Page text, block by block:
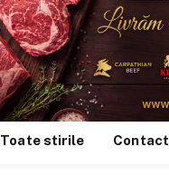
Toate stirile Contact